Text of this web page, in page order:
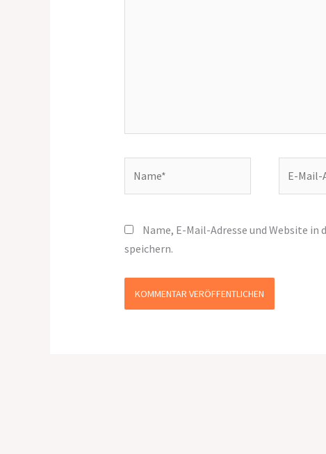
Name, E-Mail-Adresse und Website
speichern.